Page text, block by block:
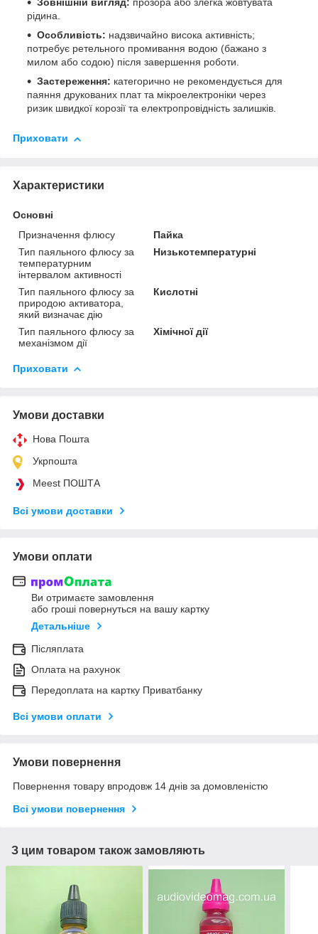
Зовнішній вигляд: прозора або злегка жовтувата
рідина.
Особливість: надзвичайно висока активність;
потребує ретельного промивання водою (бажано з
милом або содою) після завершення роботи.
Застереження: категорично не рекомендується для
паяння друкованих плат та мікроелектроніки через
ризик швидкої корозії та електропровідність залишків.
Приховати
Характеристики
Основні
Призначення флюсу
Пайка
Тип паяльного флюсу за
температурним
інтервалом активності
Низькотемпературні
Тип паяльного флюсу за
природою активатора,
який визначає дію
Кислотні
Тип паяльного флюсу за
механізмом дії
Хімічної дії
Приховати
Умови доставки
Нова Пошта
Укрпошта
Meest ПОШТА
Всі умови доставки
Умови оплати
Ви отримаєте замовлення
або гроші повернуться на вашу картку
Детальніше
Післяплата
Оплата на рахунок
Передоплата на картку Приватбанку
Всі умови оплати
Умови повернення
Повернення товару впродовж 14 днів за домовленістю
Всі умови повернення
З цим товаром також замовляють